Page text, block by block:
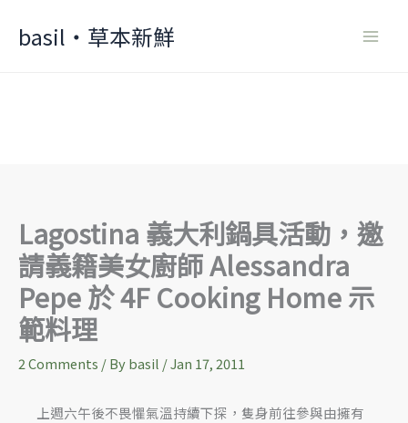
basil‧草本新鮮
Lagostina 義大利鍋具活動，邀
請義籍美女廚師 Alessandra
Pepe 於 4F Cooking Home 示
範料理
2 Comments / Bybasil /Jan 17, 2011
上週六午後不畏懼氣溫持續下探，隻身前往參與由擁有